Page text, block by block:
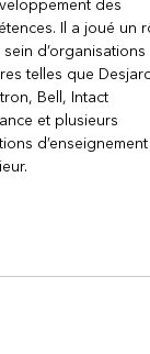
des
Il a joué un
sein d’organisations
telles que
Bell, Intact
et plusieurs
d’enseignement